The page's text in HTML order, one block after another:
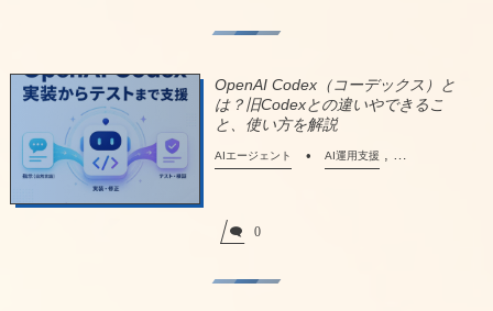
OpenAI Codex（コーデックス）と
は？旧Codexとの違いやできるこ
と、使い方を解説
AIエージェント AI運用支援 , …
0